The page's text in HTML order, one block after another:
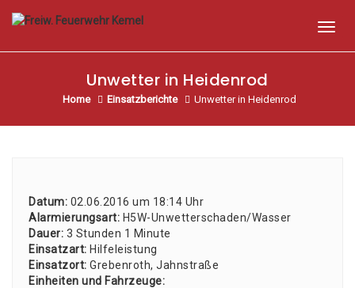
Unwetter in Heidenrod
Home Einsatzberichte Unwetter in Heidenrod
Datum: 02.06.2016 um 18:14 Uhr
Alar­mie­rungs­art: H5W-Unwet­ter­scha­den/­Was­ser
Dau­er: 3 Stun­den 1 Minu­te
Ein­satz­art: Hil­fe­leis­tung
Ein­satz­ort: Gre­ben­roth, Jahn­stra­ße
Ein­hei­ten und Fahr­zeu­ge: